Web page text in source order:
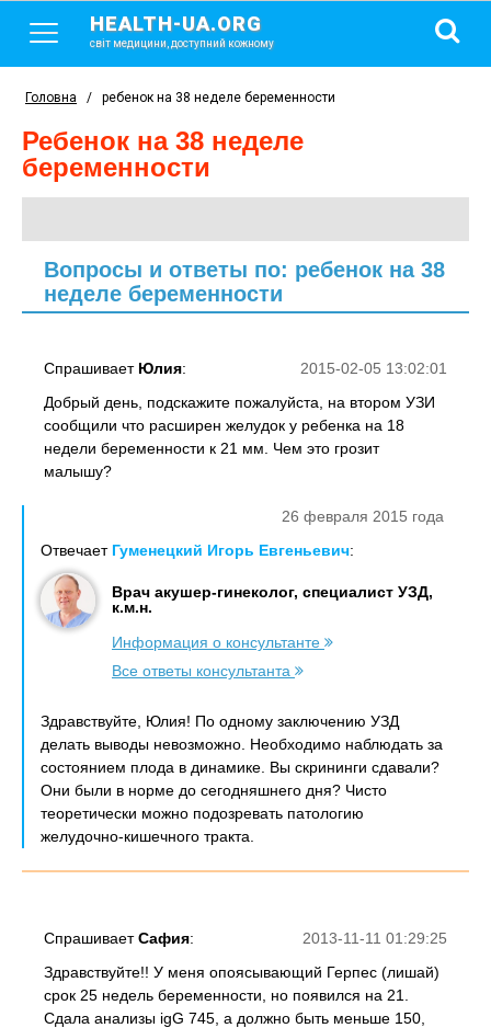
HEALTH-UA.ORG
світ медицини, доступний кожному
Головна / ребенок на 38 неделе беременности
ребенок на 38 неделе
беременности
Вопросы и ответы по: ребенок на 38
неделе беременности
2015-02-05 13:02:01
Спрашивает Юлия:
Добрый день, подскажите пожалуйста, на втором УЗИ
сообщили что расширен желудок у ребенка на 18
недели беременности к 21 мм. Чем это грозит
малышу?
26 февраля 2015 года
Отвечает Гуменецкий Игорь Евгеньевич:
Врач акушер-гинеколог, специалист УЗД,
к.м.н.
Информация о консультанте
Все ответы консультанта
Здравствуйте, Юлия! По одному заключению УЗД
делать выводы невозможно. Необходимо наблюдать за
состоянием плода в динамике. Вы скрининги сдавали?
Они были в норме до сегодняшнего дня? Чисто
теоретически можно подозревать патологию
желудочно-кишечного тракта.
2013-11-11 01:29:25
СпрашиваетСафия:
Здравствуйте!! У меня опоясывающий Герпес (лишай)
срок 25 недель беременности, но появился на 21.
Сдала анализы igG 745, а должно быть меньше 150,